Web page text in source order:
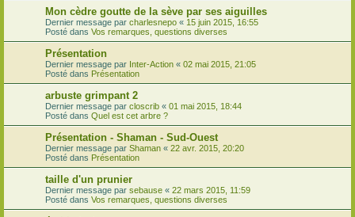
Mon cèdre goutte de la sève par ses aiguilles
Dernier message par charlesnepo « 15 juin 2015, 16:55
Posté dans Vos remarques, questions diverses
Présentation
Dernier message par Inter-Action « 02 mai 2015, 21:05
Posté dans Présentation
arbuste grimpant 2
Dernier message par closcrib « 01 mai 2015, 18:44
Posté dans Quel est cet arbre ?
Présentation - Shaman - Sud-Ouest
Dernier message par Shaman « 22 avr. 2015, 20:20
Posté dans Présentation
taille d'un prunier
Dernier message par sebause « 22 mars 2015, 11:59
Posté dans Vos remarques, questions diverses